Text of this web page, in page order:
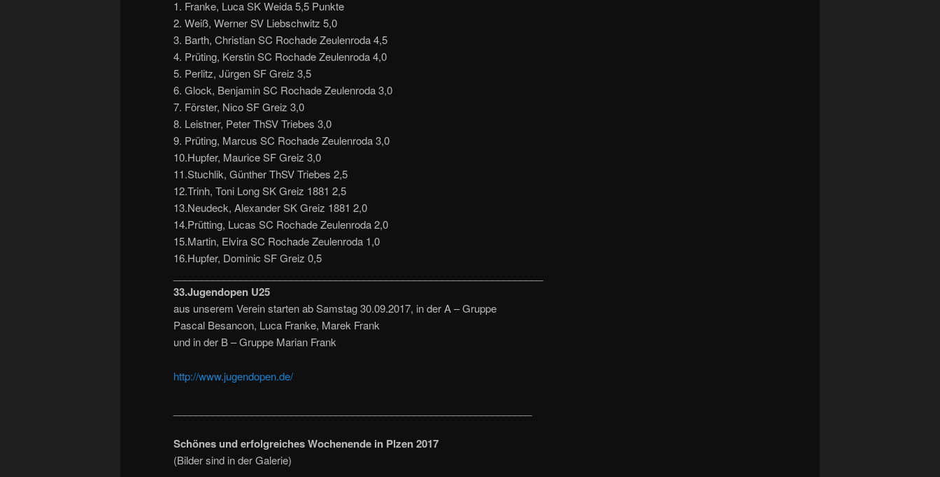
1. Franke, Luca SK Weida 5,5 Punkte
2. Weiß, Werner SV Liebschwitz 5,0
3. Barth, Christian SC Rochade Zeulenroda 4,5
4. Prüting, Kerstin SC Rochade Zeulenroda 4,0
5. Perlitz, Jürgen SF Greiz 3,5
6. Glock, Benjamin SC Rochade Zeulenroda 3,0
7. Förster, Nico SF Greiz 3,0
8. Leistner, Peter ThSV Triebes 3,0
9. Prüting, Marcus SC Rochade Zeulenroda 3,0
10.Hupfer, Maurice SF Greiz 3,0
11.Stuchlik, Günther ThSV Triebes 2,5
12.Trinh, Toni Long SK Greiz 1881 2,5
13.Neudeck, Alexander SK Greiz 1881 2,0
14.Prütting, Lucas SC Rochade Zeulenroda 2,0
15.Martin, Elvira SC Rochade Zeulenroda 1,0
16.Hupfer, Dominic SF Greiz 0,5
33.Jugendopen U25
aus unserem Verein starten ab Samstag 30.09.2017, in der A – Gruppe
Pascal Besancon, Luca Franke, Marek Frank
und in der B – Gruppe Marian Frank
http://www.jugendopen.de/
Schönes und erfolgreiches Wochenende in Plzen 2017
(Bilder sind in der Galerie)